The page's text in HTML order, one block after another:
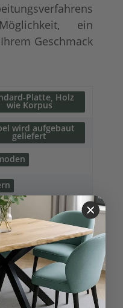
ein
Geschmack
Platte, Holz
wie Korpus
wird aufgebaut
geliefert
Sideboards
(unlackiert)
lackiert